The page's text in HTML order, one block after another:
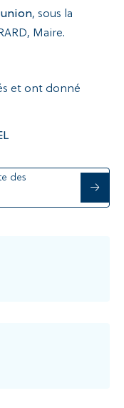
, sous la
Maire.
et ont donné
des